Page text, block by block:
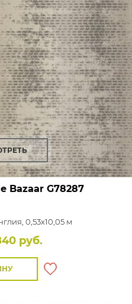
BazaarG78287
0,53x10,05 м
руб.